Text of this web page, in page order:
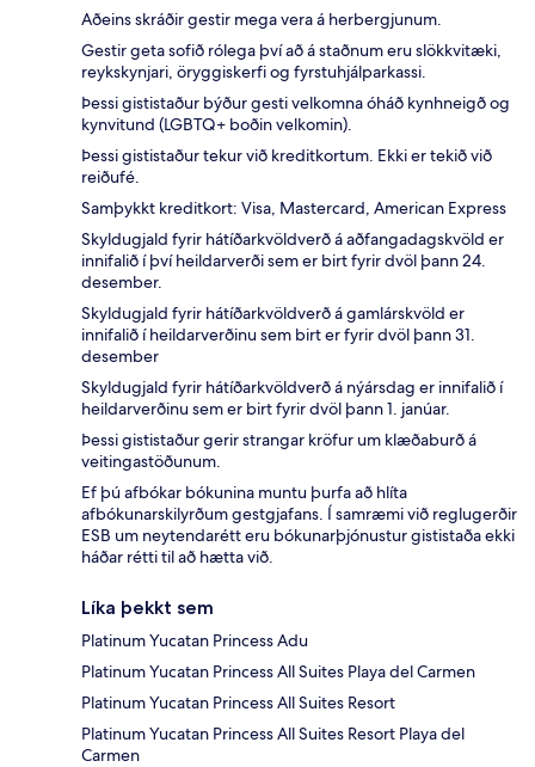
Aðeins skráðir gestir mega vera á herbergjunum.
Gestir geta sofið rólega því að á staðnum eru slökkvitæki,
reykskynjari, öryggiskerfi og fyrstuhjálparkassi.
Þessi gististaður býður gesti velkomna óháð kynhneigð og
kynvitund (LGBTQ+ boðin velkomin).
Þessi gististaður tekur við kreditkortum. Ekki er tekið við
reiðufé.
Samþykkt kreditkort: Visa, Mastercard, American Express
Skyldugjald fyrir hátíðarkvöldverð á aðfangadagskvöld er
innifalið í því heildarverði sem er birt fyrir dvöl þann 24.
desember.
Skyldugjald fyrir hátíðarkvöldverð á gamlárskvöld er
innifalið í heildarverðinu sem birt er fyrir dvöl þann 31.
desember
Skyldugjald fyrir hátíðarkvöldverð á nýársdag er innifalið í
heildarverðinu sem er birt fyrir dvöl þann 1. janúar.
Þessi gististaður gerir strangar kröfur um klæðaburð á
veitingastöðunum.
Ef þú afbókar bókunina muntu þurfa að hlíta
afbókunarskilyrðum gestgjafans. Í samræmi við reglugerðir
ESB um neytendarétt eru bókunarþjónustur gististaða ekki
háðar rétti til að hætta við.
Líka þekkt sem
Platinum Yucatan Princess Adu
Platinum Yucatan Princess All Suites Playa del Carmen
Platinum Yucatan Princess All Suites Resort
Platinum Yucatan Princess All Suites Resort Playa del
Carmen